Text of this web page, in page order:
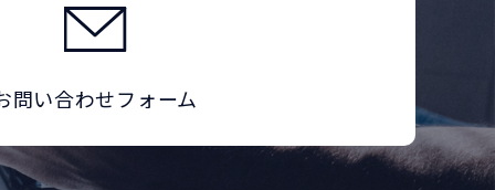
問い合わせフォーム